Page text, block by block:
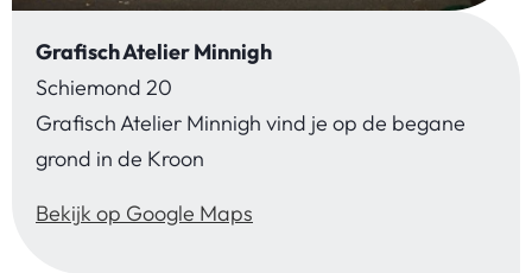
Grafisch Atelier Minnigh
Schiemond 20
Grafisch Atelier Minnigh vind je op de begane
grond in de Kroon
Bekijk op Google Maps